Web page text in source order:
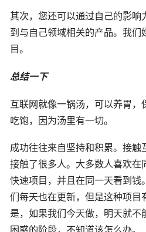
其次，您还可以通过自己的影响
到与自己领域相关的产品。我们
目。
总结一下
互联网就像一锅汤，可以养胃，
吃饱，因为汤里有一切。
成功往往来自坚持和积累。接触
接触了很多人。大多数人喜欢在
快速项目，并且在同一天看到钱
们每天也在更新，但是这种项目
是，如果我们今天做，明天就不